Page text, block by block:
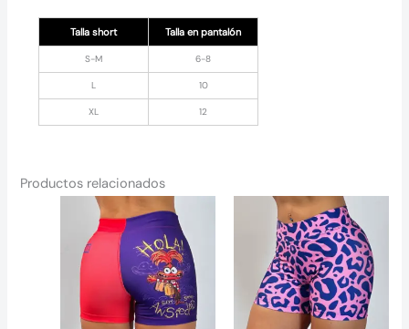
Talla short Talla en pantalón
S-M 6-8
L 10
XL 12
Productos relacionados